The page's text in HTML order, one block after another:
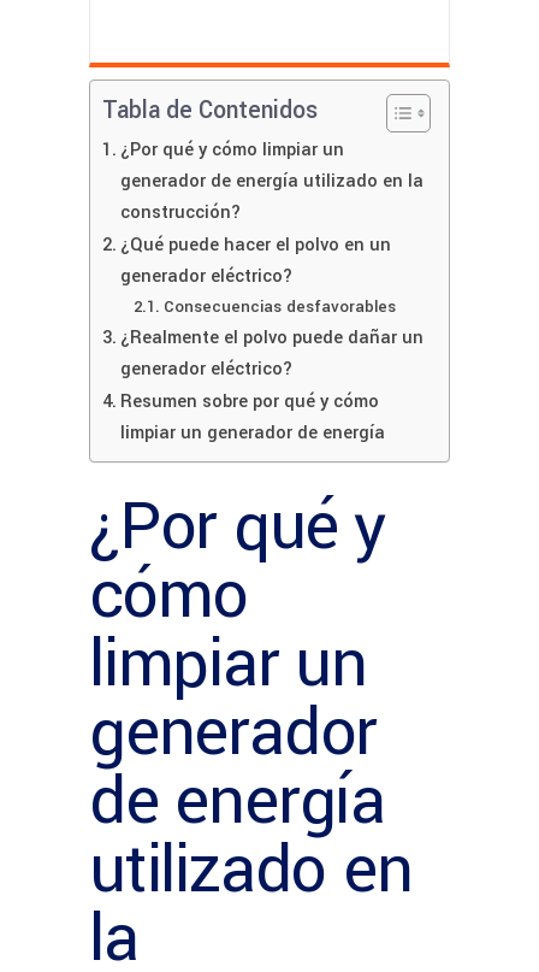
Tabla de Contenidos
¿Por qué y cómo limpiar un
generador de energía utilizado en la
construcción?
¿Qué puede hacer el polvo en un
generador eléctrico?
Consecuencias desfavorables
¿Realmente el polvo puede dañar un
generador eléctrico?
Resumen sobre por qué y cómo
limpiar un generador de energía
¿Por qué y
cómo
limpiar un
generador
de energía
utilizado en
la